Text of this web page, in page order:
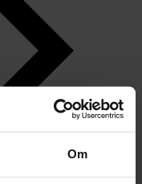
Om